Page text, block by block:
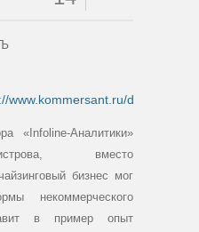
www.kommersant.ru/doc/
«Infoline-Аналитики»
вместо
бизнес мог
некоммерческого
в пример опыт